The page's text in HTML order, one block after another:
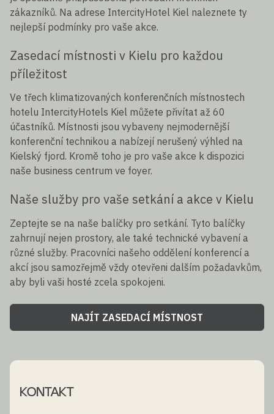
zákazníků. Na adrese IntercityHotel Kiel naleznete ty
nejlepší podmínky pro vaše akce.
Zasedací místnosti v Kielu pro každou
příležitost
Ve třech klimatizovaných konferenčních místnostech
hotelu IntercityHotels Kiel můžete přivítat až 60
účastníků. Místnosti jsou vybaveny nejmodernější
konferenční technikou a nabízejí nerušený výhled na
Kielský fjord. Kromě toho je pro vaše akce k dispozici
naše business centrum ve foyer.
Naše služby pro vaše setkání a akce v Kielu
Zeptejte se na naše balíčky pro setkání. Tyto balíčky
zahrnují nejen prostory, ale také technické vybavení a
různé služby. Pracovníci našeho oddělení konferencí a
akcí jsou samozřejmě vždy otevřeni dalším požadavkům,
aby byli vaši hosté zcela spokojeni.
NAJÍT ZASEDACÍ MÍSTNOST
KONTAKT